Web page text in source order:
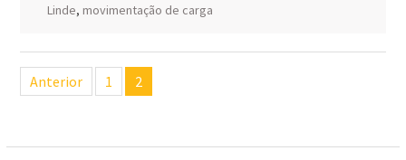
Linde, movimentação de carga
Navegação
deAnterior 1 2